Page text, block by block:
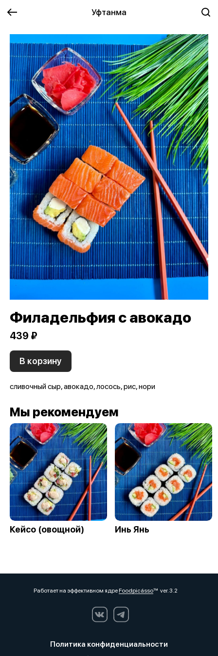
Уфтанма
Филадельфия с авокадо
439 ₽
В корзину
сливочный сыр, авокадо, лосось, рис, нори
Мы рекомендуем
Кейсо (овощной) Инь Янь
Работает на эффективном ядреFoodpicássover. 3.2
Политика конфиденциальности